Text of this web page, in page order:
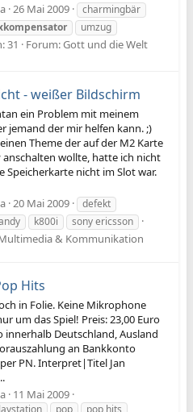
26 Mai 2009
charmingbär
umzug
31 Forum:Gott und die Welt
- weißer Bildschirm
ein Problem mit meinem
jemand der mir helfen kann. ;)
Theme der auf der M2 Karte
anschalten wollte, hatte ich nicht
Speicherkarte nicht im Slot war.
20 Mai 2009
defekt
k800i sony ericsson
& Kommunikation
Hits
in Folie. Keine Mikrophone
um das Spiel! Preis: 23,00 Euro
innerhalb Deutschland, Ausland
an Bankkonto
PN. Interpret|Titel Jan
11 Mai 2009
pop
pop hits